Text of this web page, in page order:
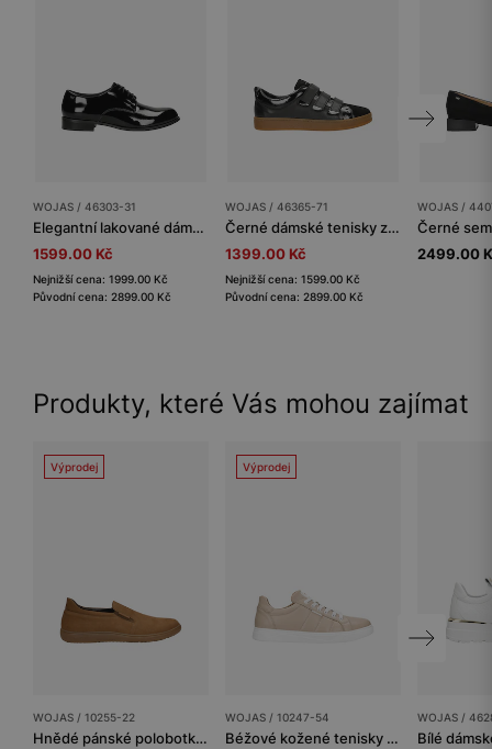
WOJAS / 46303-31
Elegantní lakované dámské polobotky
1599.00 Kč
Nejnižší cena: 1999.00 Kč
Původní cena: 2899.00 Kč
WOJAS / 46365-71
Černé dámské tenisky z kombinovaných kůží na suchý zip
1399.00 Kč
Nejnižší cena: 1599.00 Kč
Původní cena: 2899.00 Kč
WOJAS /
2499.00
Produkty, které Vás mohou zajímat
Výprodej
WOJAS / 10255-22
Hnědé pánské polobotky z nubuku na nazouvání
Výprodej
WOJAS / 10247-54
Béžové kožené tenisky pro muže na bílé podrážce
WOJAS /